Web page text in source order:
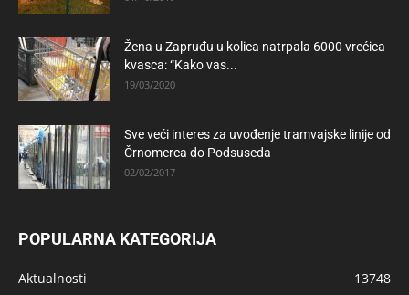
Žena u Zapruđu u kolica natrpala 6000 vrećica
kvasca: “Kako vas...
19/03/2020
Sve veći interes za uvođenje tramvajske linije od
Črnomerca do Podsuseda
02/02/2017
POPULARNA KATEGORIJA
Aktualnosti
13748